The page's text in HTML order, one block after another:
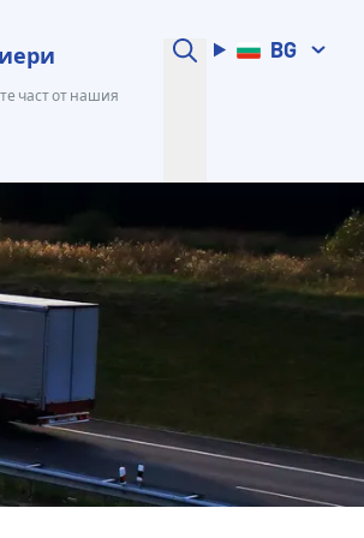
на
средства
и лесни решения в случай
част от нашия
BG